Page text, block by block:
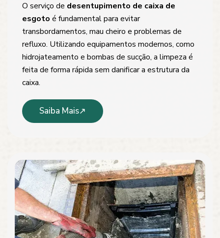
O serviço de desentupimento de caixa de
esgoto é fundamental para evitar
transbordamentos, mau cheiro e problemas de
refluxo. Utilizando equipamentos modernos, como
hidrojateamento e bombas de sucção, a limpeza é
feita de forma rápida sem danificar a estrutura da
caixa.
Saiba Mais